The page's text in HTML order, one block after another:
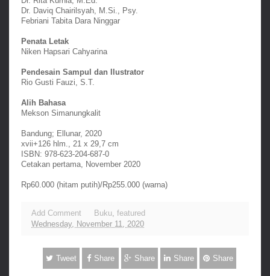
Dr. Daviq Chairilsyah, M.Si., Psy.
Febriani Tabita Dara Ninggar
Penata Letak
Niken Hapsari Cahyarina
Pendesain Sampul dan Ilustrator
Rio Gusti Fauzi, S.T.
Alih Bahasa
Mekson Simanungkalit
Bandung; Ellunar, 2020
xvii+126 hlm., 21 x 29,7 cm
ISBN: 978-623-204-687-0
Cetakan pertama, November 2020
Rp60.000 (hitam putih)/Rp255.000 (warna)
Add Comment Buku featured
Wednesday, November 11, 2020
Tweet Share Share Share Share